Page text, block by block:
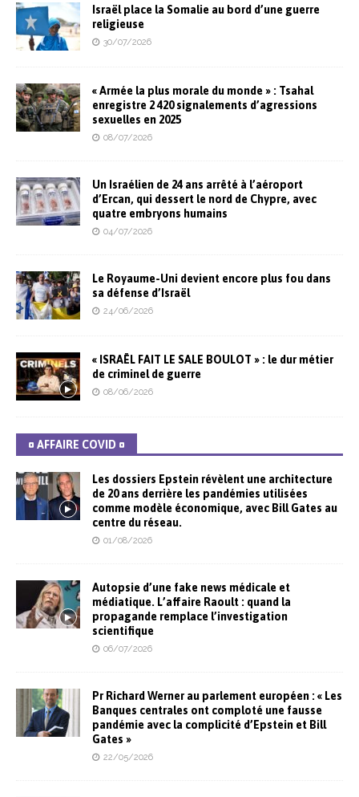
Israël place la Somalie au bord d’une guerre
religieuse
30/07/2026
« Armée la plus morale du monde » : Tsahal
enregistre 2 420 signalements d’agressions
sexuelles en 2025
08/07/2026
Un Israélien de 24 ans arrêté à l’aéroport
d’Ercan, qui dessert le nord de Chypre, avec
quatre embryons humains
04/07/2026
Le Royaume-Uni devient encore plus fou dans
sa défense d’Israël
24/06/2026
« ISRAËL FAIT LE SALE BOULOT » : le dur métier
de criminel de guerre
08/06/2026
¤ AFFAIRE COVID ¤
Les dossiers Epstein révèlent une architecture
de 20 ans derrière les pandémies utilisées
comme modèle économique, avec Bill Gates au
centre du réseau.
01/08/2026
Autopsie d’une fake news médicale et
médiatique. L’affaire Raoult : quand la
propagande remplace l’investigation
scientifique
06/07/2026
Pr Richard Werner au parlement européen : « Les
Banques centrales ont comploté une fausse
pandémie avec la complicité d’Epstein et Bill
Gates »
22/05/2026